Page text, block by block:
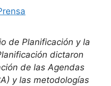
de Planificación y la
dictaron
de las Agendas
y las metodologías